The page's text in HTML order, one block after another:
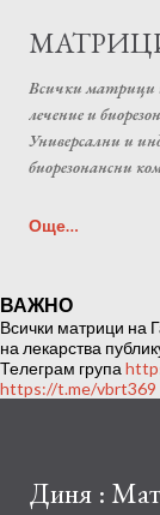
Всички матрици
лечение и
Универсални и
биорезонансни
Още…
Laboratory
ВАЖНО
Всички матрици на
на лекарства
Телеграм група
https://t.me/vbrt369
Диня :